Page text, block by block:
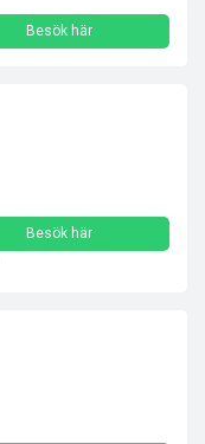
Besök här
Besök här